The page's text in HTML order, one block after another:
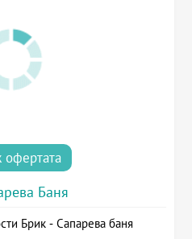
офертата
Баня
Брик - Сапарева баня